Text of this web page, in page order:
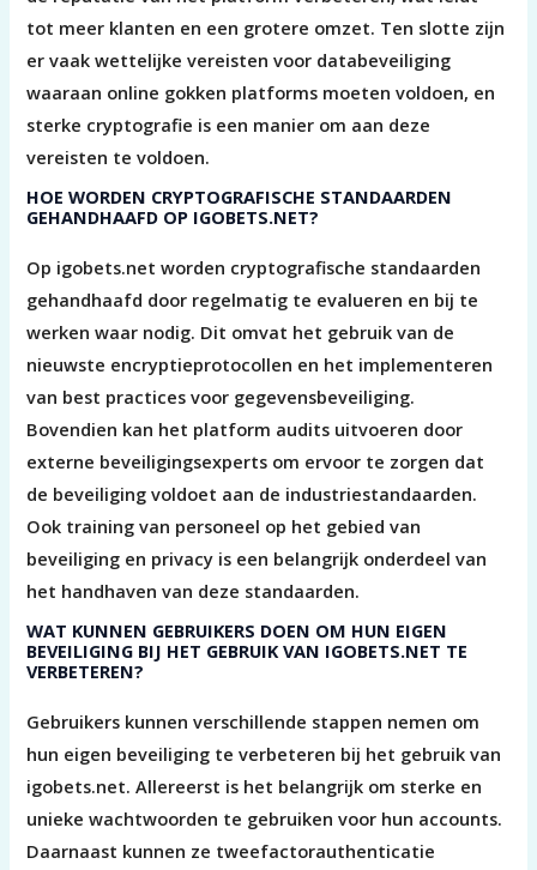
tot meer klanten en een grotere omzet. Ten slotte zijn
er vaak wettelijke vereisten voor databeveiliging
waaraan online gokken platforms moeten voldoen, en
sterke cryptografie is een manier om aan deze
vereisten te voldoen.
HOE WORDEN CRYPTOGRAFISCHE STANDAARDEN
GEHANDHAAFD OP IGOBETS.NET?
Op igobets.net worden cryptografische standaarden
gehandhaafd door regelmatig te evalueren en bij te
werken waar nodig. Dit omvat het gebruik van de
nieuwste encryptieprotocollen en het implementeren
van best practices voor gegevensbeveiliging.
Bovendien kan het platform audits uitvoeren door
externe beveiligingsexperts om ervoor te zorgen dat
de beveiliging voldoet aan de industriestandaarden.
Ook training van personeel op het gebied van
beveiliging en privacy is een belangrijk onderdeel van
het handhaven van deze standaarden.
WAT KUNNEN GEBRUIKERS DOEN OM HUN EIGEN
BEVEILIGING BIJ HET GEBRUIK VAN IGOBETS.NET TE
VERBETEREN?
Gebruikers kunnen verschillende stappen nemen om
hun eigen beveiliging te verbeteren bij het gebruik van
igobets.net. Allereerst is het belangrijk om sterke en
unieke wachtwoorden te gebruiken voor hun accounts.
Daarnaast kunnen ze tweefactorauthenticatie